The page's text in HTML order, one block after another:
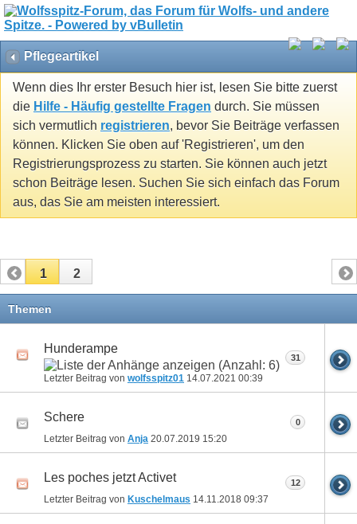
Pflegeartikel
Wenn dies Ihr erster Besuch hier ist, lesen Sie bitte zuerst
die Hilfe - Häufig gestellte Fragen durch. Sie müssen
sich vermutlich registrieren, bevor Sie Beiträge verfassen
können. Klicken Sie oben auf 'Registrieren', um den
Registrierungsprozess zu starten. Sie können auch jetzt
schon Beiträge lesen. Suchen Sie sich einfach das Forum
aus, das Sie am meisten interessiert.
1 2
Themen
Hunderampe
Letzter Beitrag von wolfsspitz01 14.07.2021 00:39
31
Schere
Letzter Beitrag von Anja 20.07.2019 15:20
0
Les poches jetzt Activet
Letzter Beitrag von Kuschelmaus 14.11.2018 09:37
12